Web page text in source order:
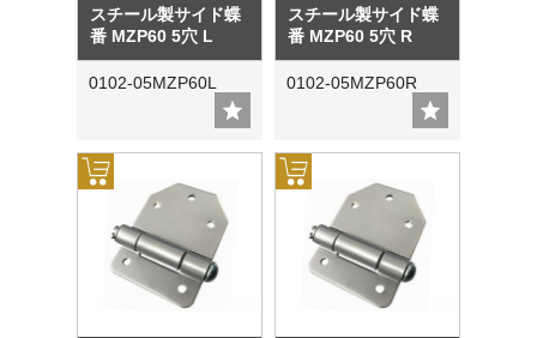
スチール製サイド蝶
番 MZP60 5穴 L
0102-05MZP60L
スチール製サイド蝶
番 MZP60 5穴 R
0102-05MZP60R